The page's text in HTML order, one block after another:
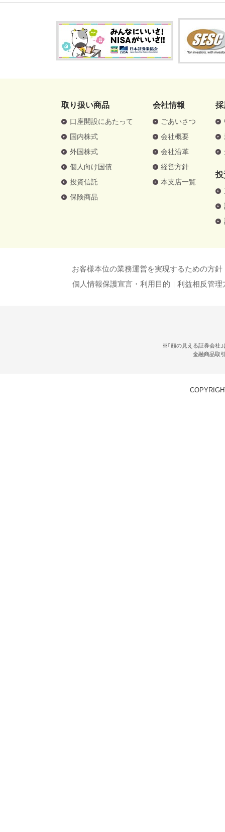
取り扱い商品
口座開設にあたって
国内株式
外国株式
個人向け国債
投資信託
保険商品
会社情報
ごあいさつ
会社概要
会社沿革
経営方針
本支店一覧
お客様本位の業務運営を実現するための方針
個人情報保護宣言・利用目的
利益相反管理
※｢顔の見える証券会社｣
金融商品取